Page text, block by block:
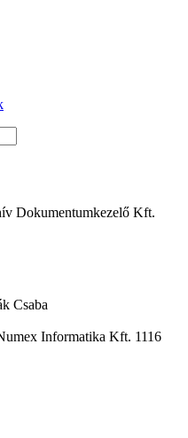
Dokumentumkezelő Kft.
Csaba
Informatika Kft. 1116